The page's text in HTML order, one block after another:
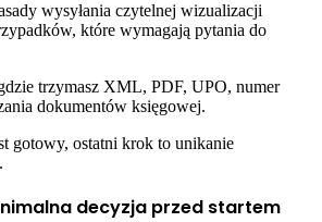
wysyłania czytelnej wizualizacji
które wymagają pytania do
trzymasz XML, PDF, UPO, numer
dokumentów księgowej.
gotowy, ostatni krok to unikanie
decyzja przed startem